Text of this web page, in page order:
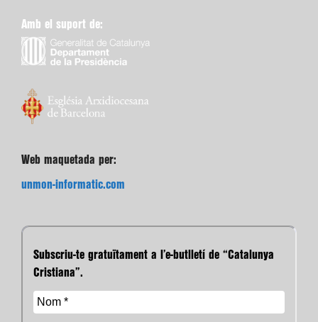
Amb el suport de:
Web maquetada per:
unmon-informatic.com
Subscriu-te gratuïtament a l’e-butlletí de “Catalunya
Cristiana”.